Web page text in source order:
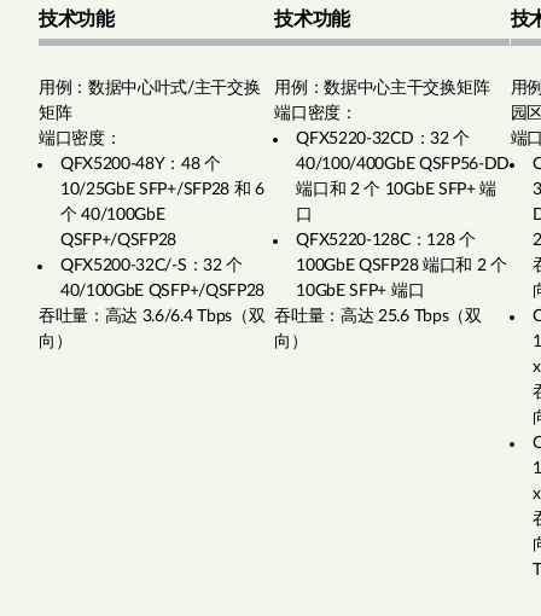
技术功能
用例：数据中心叶式/主干交换
矩阵
端口密度：
QFX5200-48Y：48 个
10/25GbE SFP+/SFP28 和 6
个 40/100GbE
QSFP+/QSFP28
QFX5200-32C/-S：32 个
40/100GbE QSFP+/QSFP28
吞吐量：高达 3.6/6.4 Tbps（双
向）
技术功能
用例：数据中心主干交换矩阵
端口密度：
QFX5220-32CD：32 个
40/100/400GbE QSFP56-DD
端口和 2 个 10GbE SFP+ 端
口
QFX5220-128C：128 个
100GbE QSFP28 端口和 2 个
10GbE SFP+ 端口
吞吐量：高达 25.6 Tbps（双
向）
技
用
园
端